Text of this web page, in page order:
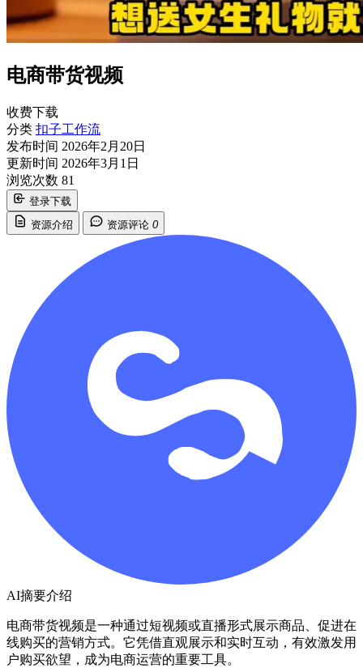
电商带货视频
收费下载
分类 扣子工作流
发布时间 2026年2月20日
更新时间 2026年3月1日
浏览次数 81
登录下载
资源介绍
资源评论 0
AI摘要介绍
电商带货视频是一种通过短视频或直播形式展示商品、促进在
线购买的营销方式。它凭借直观展示和实时互动，有效激发用
户购买欲望，成为电商运营的重要工具。